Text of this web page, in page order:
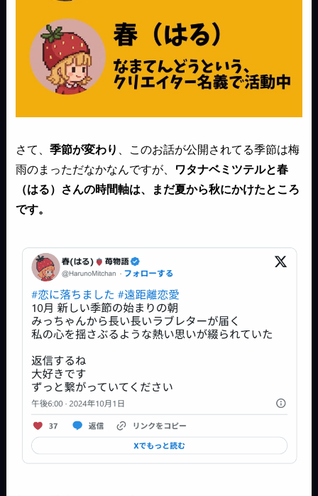
さて、季節が変わり 、このお話が公開されてる季節は梅
雨のまっただなかなんですが、 ワタナベミツテルと春
（はる）さんの時間軸は、まだ夏から秋にかけたところ
です。